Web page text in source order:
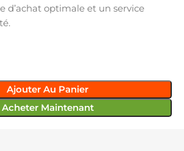
d’achat optimale et un service
Ajouter Au Panier
Acheter Maintenant